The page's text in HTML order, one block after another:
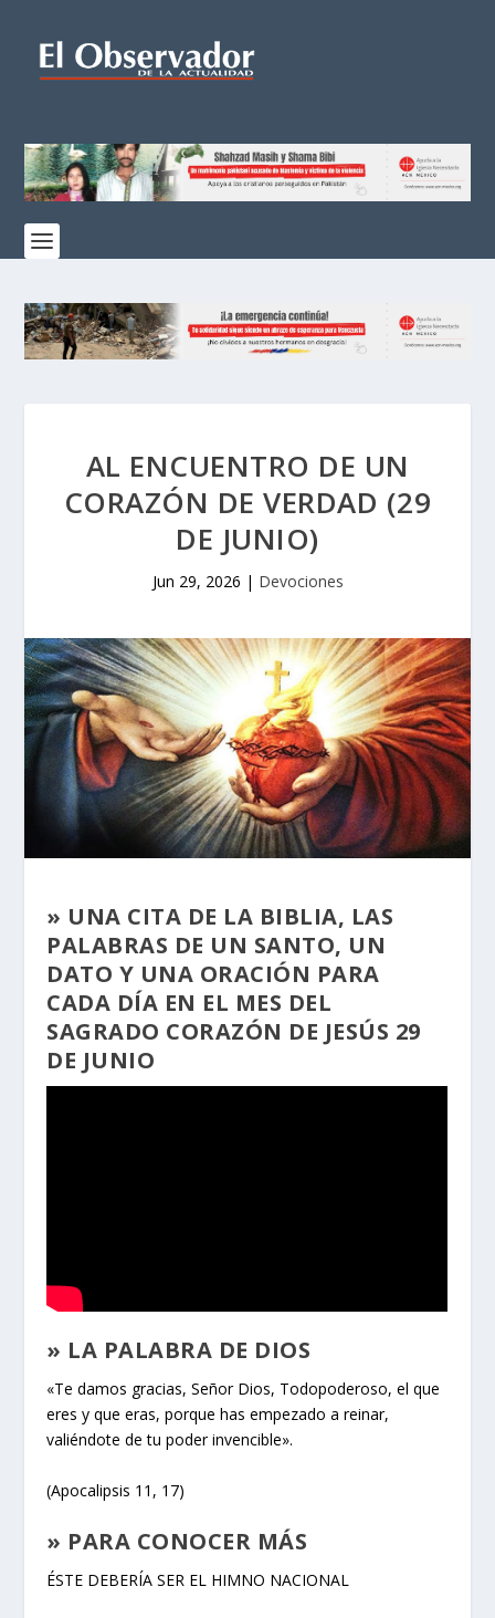
AL ENCUENTRO DE UN
CORAZÓN DE VERDAD (29
DE JUNIO)
Jun 29, 2026 | Devociones
» UNA CITA DE LA BIBLIA, LAS
PALABRAS DE UN SANTO, UN
DATO Y UNA ORACIÓN PARA
CADA DÍA EN EL MES DEL
SAGRADO CORAZÓN DE JESÚS 29
DE JUNIO
» LA PALABRA DE DIOS
«Te damos gracias, Señor Dios, Todopoderoso, el que
eres y que eras, porque has empezado a reinar,
valiéndote de tu poder invencible».
(Apocalipsis 11, 17)
» PARA CONOCER MÁS
ÉSTE DEBERÍA SER EL HIMNO NACIONAL